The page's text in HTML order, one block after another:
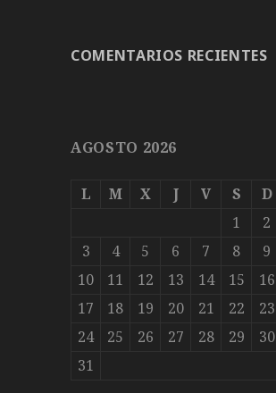
COMENTARIOS RECIENTES
AGOSTO 2026
L M X J V S
D
1
2
3
4 5 6 7 8
9
10
11 12 13 14 15
16
17
18 19 20 21 22
23
24
25 26 27 28 29
30
31